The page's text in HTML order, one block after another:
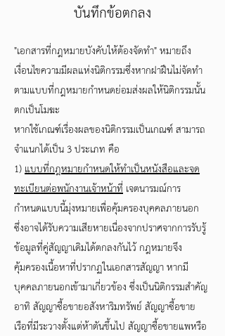
บันทึกข้อตกลง
"เอกสารที่กฎหมายบังคับให้ต้องจัดทำ" หมายถึง
เงื่อนไขความมีผลแห่งนิติกรรมซึ่งหากฝาฝืนไม่จัดทำ
ตามแบบที่กฎหมายกำหนดย่อมส่งผลให้นิติกรรมนั้น
ตกเป็นโมฆะ
หากใช้เกณฑ์เรื่องผลของนิติกรรมเป็นเกณฑ์ สามารถ
จำแนกได้เป็น 3 ประเภท คือ
1)แบบที่กฎหมายกำหนดให้ทำเป็นหนังสือและจด
ทะเบียนต่อพนักงานเจ้าหน้าที่เจตนารมณ์การ
กำหนดแบบนี้มุ่งหมายเพื่อคุ้มครองบุคคลภายนอก
ซึ่งอาจได้รับความเสียหายเนื่องจากปราศจากการรับรู้
ข้อมูลที่คู่สัญญาเดิมได้ตกลงกันไว้ กฎหมายจึง
คุ้มครองเนื้อหาที่ปรากฏในเอกสารสัญญา หากมี
บุคคลภายนอกเข้ามาเกี่ยวข้อง ซึ่งเป็นนิติกรรมสำคัญ
อาทิ สัญญาซื้อขายอสังหาริมทรัพย์ สัญญาซื้อขาย
เรือที่มีระวางตั้งแต่ห้าตันขึ้นไป สัญญาซื้อขายแพหรือ